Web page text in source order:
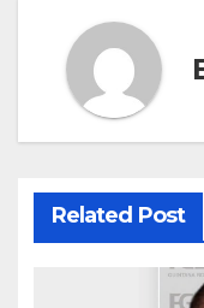
Related Post